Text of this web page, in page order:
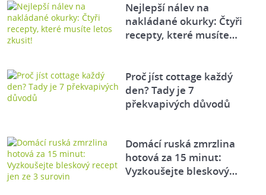
Nejlepší nálev na
nakládané okurky: Čtyři
recepty, které musíte…
Proč jíst cottage každý
den? Tady je 7
překvapivých důvodů
Domácí ruská zmrzlina
hotová za 15 minut:
Vyzkoušejte bleskový…